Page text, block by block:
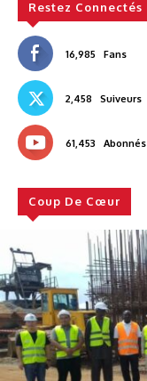
Restez Connectés
16,985 Fans
2,458 Suiveurs
61,453 Abonnés
Coup De Cœur